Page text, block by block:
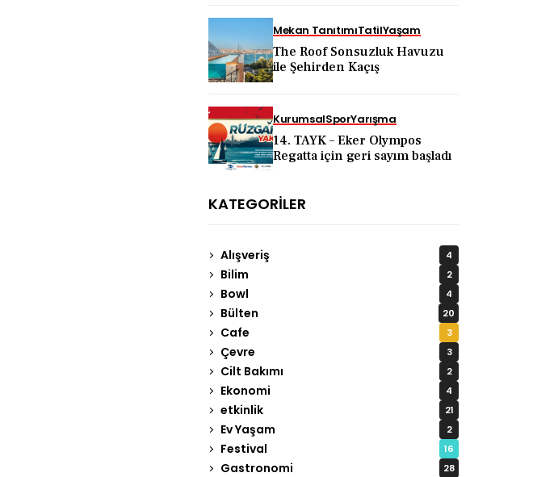
TANITIM ATAĞI
Mekan TanıtımıTatilYaşam
The Roof Sonsuzluk Havuzu
ile Şehirden Kaçış
KurumsalSporYarışma
14. TAYK – Eker Olympos
Regatta için geri sayım başladı
KATEGORILER
Alışveriş 4
Bilim 2
Bowl 4
Bülten 20
Cafe 3
Çevre 3
Cilt Bakımı 2
Ekonomi 4
etkinlik 21
Ev Yaşam 2
Festival 16
Gastronomi 28